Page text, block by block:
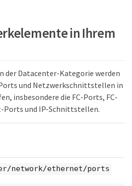
in Ihrem
der Datacenter-Kategorie werden
und Netzwerkschnittstellen in
insbesondere die FC-Ports, FC-
und IP-Schnittstellen.
network/ethernet/ports